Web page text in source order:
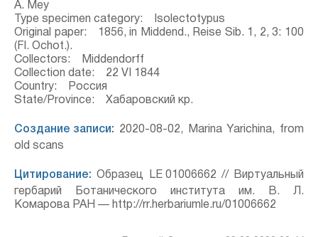
A. Mey
Type specimen category: Isolectotypus
Original paper: 1856, in Middend., Reise Sib. 1, 2, 3: 100
(Fl. Ochot.).
Collectors: Middendorff
Collection date: 22 VI 1844
Country: Россия
State/Province: Хабаровский кр.
Создание записи: 2020-08-02, Marina Yarichina, from
old scans
Цитирование: Образец LE 01006662 // Виртуальный
гербарий Ботанического института им. В. Л.
Комарова РАН — http://rr.herbariumle.ru/01006662